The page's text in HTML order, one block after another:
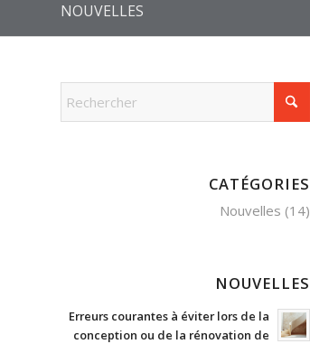
NOUVELLES
CATÉGORIES
Nouvelles (14)
NOUVELLES
Erreurs courantes à éviter lors de la
conception ou de la rénovation de